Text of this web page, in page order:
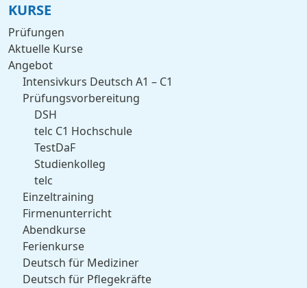
KURSE
Prüfungen
Aktuelle Kurse
Angebot
Intensivkurs Deutsch A1 – C1
Prüfungsvorbereitung
DSH
telc C1 Hochschule
TestDaF
Studienkolleg
telc
Einzeltraining
Firmenunterricht
Abendkurse
Ferienkurse
Deutsch für Mediziner
Deutsch für Pflegekräfte